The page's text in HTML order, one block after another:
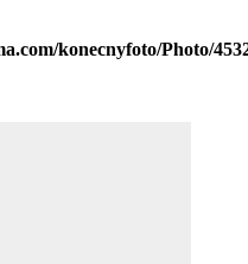
konecnyfoto/Photo/